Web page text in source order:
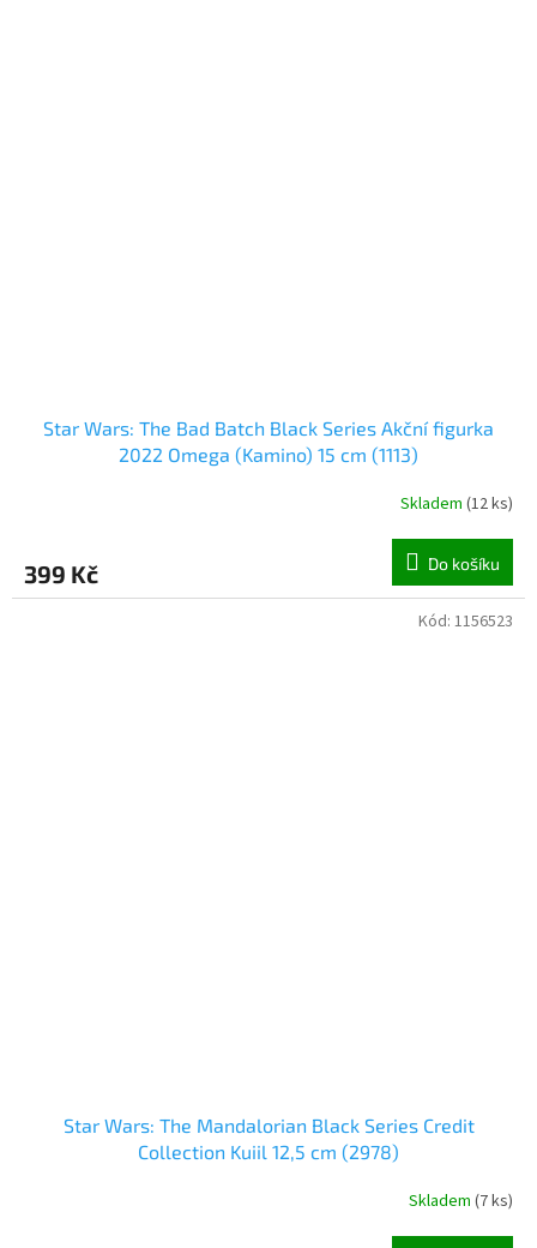
Star Wars: The Bad Batch Black Series Akční figurka
2022 Omega (Kamino) 15 cm (1113)
Skladem (12 ks)
399 Kč Do košíku
Star Wars: The Mandalorian Black Series Credit
Collection Kuiil 12,5 cm (2978)
Skladem (7 ks)
Kód: 1156523